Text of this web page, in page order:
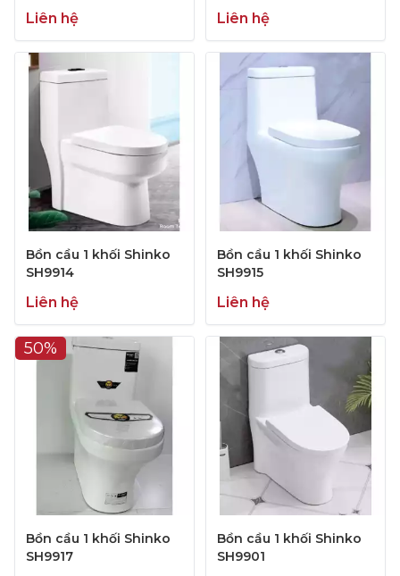
Liên hệ Liên hệ
Bồn cầu 1 khối Shinko
SH9914
Liên hệ
Bồn cầu 1 khối Shinko
SH9915
Liên hệ
50%
Bồn cầu 1 khối Shinko
SH9917
Bồn cầu 1 khối Shinko
SH9901